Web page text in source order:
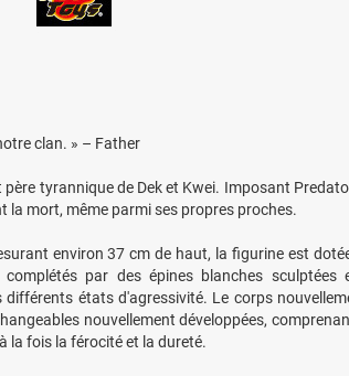
clan. » – Father
tyrannique de Dek et Kwei. Imposant
la mort, même parmi ses propres proches.
environ 37 cm de haut, la figurine est
par des épines blanches
états d'agressivité. Le corps
nouvellement développées,
la fois la férocité et la dureté.